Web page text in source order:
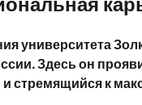
университета
Здесь он
стремящийся к